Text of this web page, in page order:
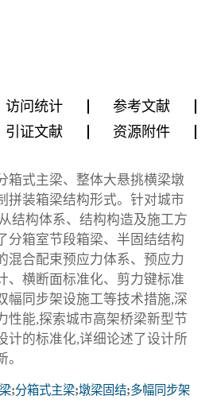
访问统计
参考文献
引证文献 资源附件
箱式主梁、整体大悬挑横梁墩
拼装箱梁结构形式。针对城市
结构体系、结构构造及施工方
分箱室节段箱梁、半固结结构
混合配束预应力体系、预应力
、横断面标准化、剪力键标准
幅同步架设施工等技术措施,深
性能,探索城市高架桥梁新型节
计的标准化,详细论述了设计所
;分箱式主梁;墩梁固结;多幅同步架